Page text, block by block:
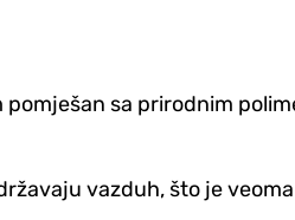
sa prirodnim
vazduh, što je